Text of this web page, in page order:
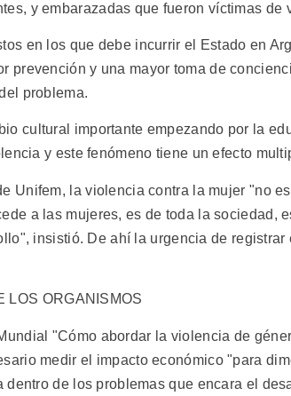
y embarazadas que fueron víctimas de
en los que debe incurrir el Estado en
prevención y una mayor toma de
problema.
cultural importante empezando por la
y este fenómeno tiene un efecto
Unifem, la violencia contra la mujer "no
a las mujeres, es de toda la sociedad,
insistió. De ahí la urgencia de registrar
LOS ORGANISMOS
"Cómo abordar la violencia de
medir el impacto económico "para
dentro de los problemas que encara el